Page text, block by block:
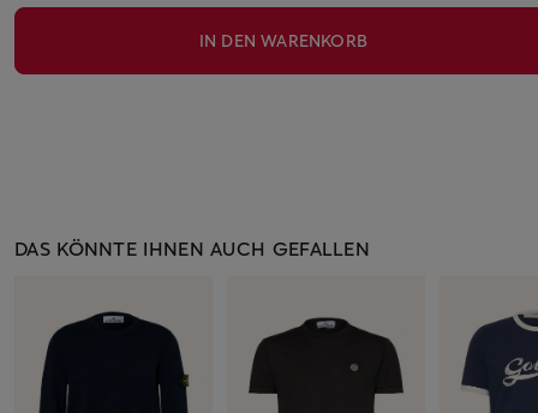
IN DEN WARENKORB
DAS KÖNNTE IHNEN AUCH GEFALLEN